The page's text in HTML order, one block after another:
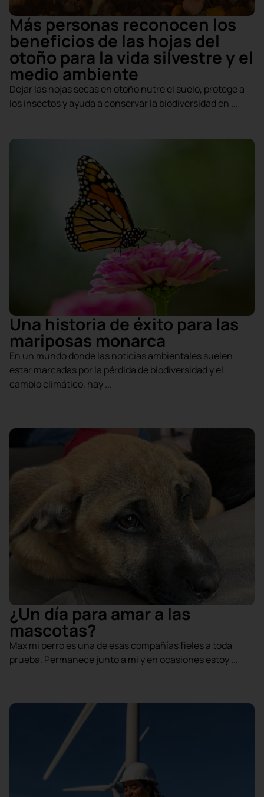
Más personas reconocen los
beneficios de las hojas del
otoño para la vida silvestre y el
medio ambiente
Dejar las hojas secas en otoño nutre el suelo, protege a
los insectos y ayuda a conservar la biodiversidad en ...
Una historia de éxito para las
mariposas monarca
En un mundo donde las noticias ambientales suelen
estar marcadas por la pérdida de biodiversidad y el
cambio climático, hay ...
¿Un día para amar a las
mascotas?
Max mi perro es una de esas compañías fieles a toda
prueba. Permanece junto a mi y en ocasiones estoy ...